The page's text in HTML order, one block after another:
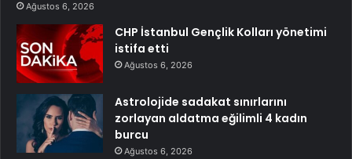
Ağustos 6, 2026
CHP İstanbul Gençlik Kolları yönetimi
istifa etti
Ağustos 6, 2026
Astrolojide sadakat sınırlarını
zorlayan aldatma eğilimli 4 kadın
burcu
Ağustos 6, 2026